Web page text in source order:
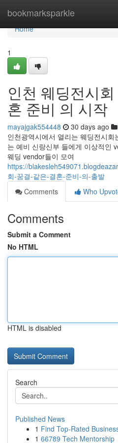
bookmarksparkle
Home
Home
1
인천 웨딩전시
혼 준비 의 시작
mayajgak554448 30 days ago
인천광역시에서 열리는 웨딩전시
는 예비 신랑신부 들에게 이상적인
웨딩 vendor들이 모여
https://
회-꿈결-같은-결혼-준비-의-출발
Comments
Who
Comments
Submit a Comment
No HTML
HTML is disabled
Search
Published News
1 Find Top-Rated
1 66789 Tech Mentorship